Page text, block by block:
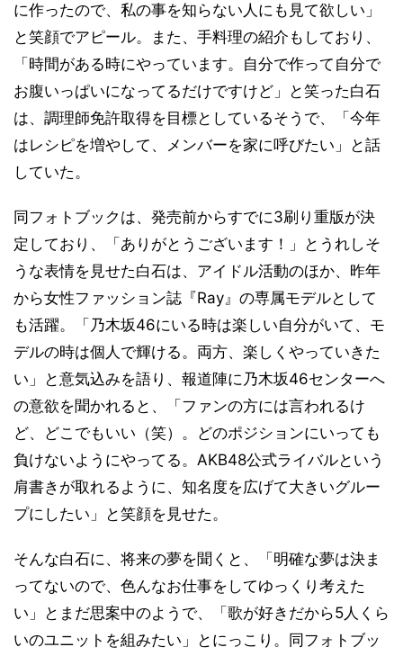
に作ったので、私の事を知らない人にも見て欲しい」
と笑顔でアピール。また、手料理の紹介もしており、
「時間がある時にやっています。自分で作って自分で
お腹いっぱいになってるだけですけど」と笑った白石
は、調理師免許取得を目標としているそうで、「今年
はレシピを増やして、メンバーを家に呼びたい」と話
していた。
同フォトブックは、発売前からすでに3刷り重版が決
定しており、「ありがとうございます！」とうれしそ
うな表情を見せた白石は、アイドル活動のほか、昨年
から女性ファッション誌『Ray』の専属モデルとして
も活躍。「乃木坂46にいる時は楽しい自分がいて、モ
デルの時は個人で輝ける。両方、楽しくやっていきた
い」と意気込みを語り、報道陣に乃木坂46センターへ
の意欲を聞かれると、「ファンの方には言われるけ
ど、どこでもいい（笑）。どのポジションにいっても
負けないようにやってる。AKB48公式ライバルという
肩書きが取れるように、知名度を広げて大きいグルー
プにしたい」と笑顔を見せた。
そんな白石に、将来の夢を聞くと、「明確な夢は決ま
ってないので、色んなお仕事をしてゆっくり考えた
い」とまだ思案中のようで、「歌が好きだから5人くら
いのユニットを組みたい」とにっこり。同フォトブッ